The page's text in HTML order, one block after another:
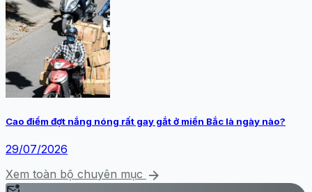
Cao điểm đợt nắng nóng rất gay gắt ở miền Bắc là ngày nào?
29/07/2026
Xem toàn bộ chuyên mục arrow_forward